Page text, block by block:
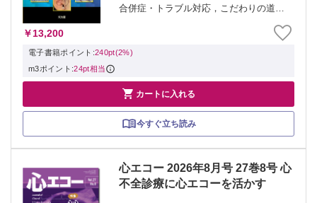
合併症・トラブル対応，こだわりの道具
に詰めこまれ，豊富な臨床写真とともに
解説された実践的な内容となっている．
￥13,200
電子書籍ポイント:240pt(2%)
m3ポイント:24pt相当
 カートに入れる
今すぐ立ち読み
心エコー 2026年8月号 27巻8号 心
不全診療に心エコーを活かす